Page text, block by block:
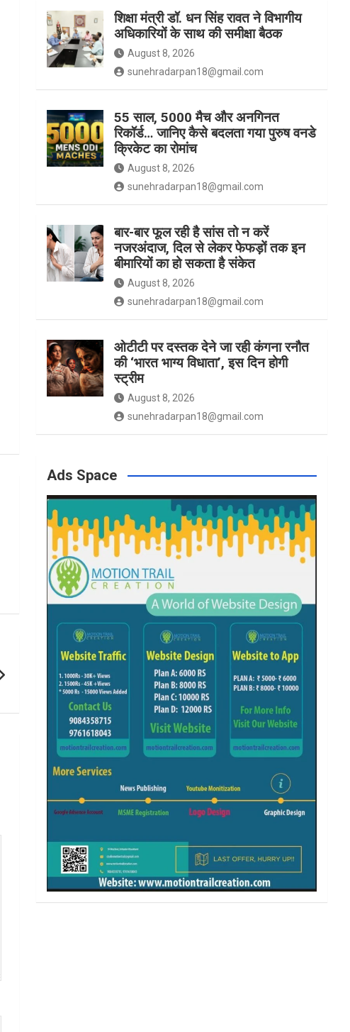
k a
शिक्षा मंत्री डॉ. धन सिंह रावत ने विभागीय
अधिकारियों के साथ की समीक्षा बैठक
August 8, 2026
sunehradarpan18@gmail.com
55 साल, 5000 मैच और अनगिनत
रिकॉर्ड… जानिए कैसे बदलता गया पुरुष वनडे
क्रिकेट का रोमांच
August 8, 2026
sunehradarpan18@gmail.com
बार-बार फूल रही है सांस तो न करें
नजरअंदाज, दिल से लेकर फेफड़ों तक इन
बीमारियों का हो सकता है संकेत
August 8, 2026
sunehradarpan18@gmail.com
ओटीटी पर दस्तक देने जा रही कंगना रनौत
की ‘भारत भाग्य विधाता’, इस दिन होगी
स्ट्रीम
August 8, 2026
sunehradarpan18@gmail.com
Ads Space